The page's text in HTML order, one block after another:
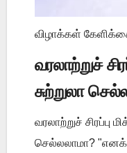
விழாக்கள்
வரலாற்றுச்
சுற்றுலா
வரலாற்றுச் சிரப்பு
செல்லலாமா?